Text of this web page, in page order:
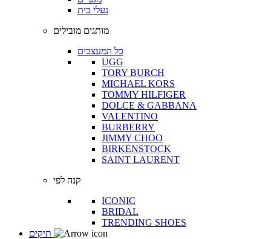
נעלי בית
מותגים מובילים
כל המעצבים
UGG
TORY BURCH
MICHAEL KORS
TOMMY HILFIGER
DOLCE & GABBANA
VALENTINO
BURBERRY
JIMMY CHOO
BIRKENSTOCK
SAINT LAURENT
קנה לפי
ICONIC
BRIDAL
TRENDING SHOES